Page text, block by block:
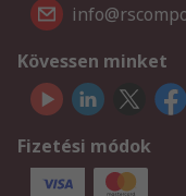
Kövessen minket
Fizetési módok